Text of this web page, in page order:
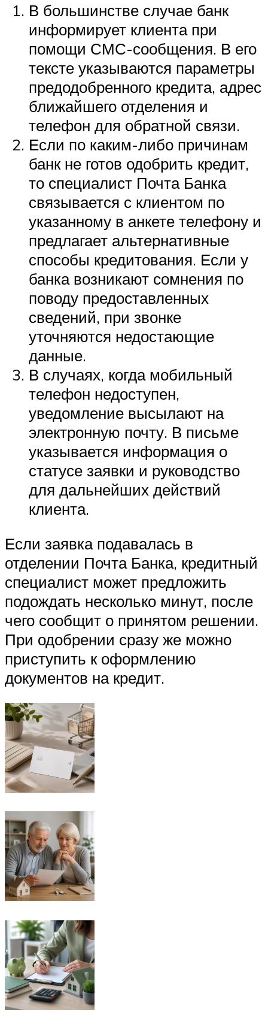
В большинстве случае банк
информирует клиента при
помощи СМС-сообщения. В его
тексте указываются параметры
предодобренного кредита, адрес
ближайшего отделения и
телефон для обратной связи.
Если по каким-либо причинам
банк не готов одобрить кредит,
то специалист Почта Банка
связывается с клиентом по
указанному в анкете телефону и
предлагает альтернативные
способы кредитования. Если у
банка возникают сомнения по
поводу предоставленных
сведений, при звонке
уточняются недостающие
данные.
В случаях, когда мобильный
телефон недоступен,
уведомление высылают на
электронную почту. В письме
указывается информация о
статусе заявки и руководство
для дальнейших действий
клиента.
Если заявка подавалась в
отделении Почта Банка, кредитный
специалист может предложить
подождать несколько минут, после
чего сообщит о принятом решении.
При одобрении сразу же можно
приступить к оформлению
документов на кредит.